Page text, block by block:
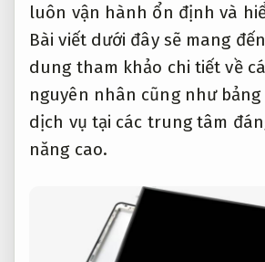
luôn vận hành ổn định và
Bài viết dưới đây sẽ mang
dung tham khảo chi tiết về
nguyên nhân cũng như bảng
dịch vụ tại các trung tâm
năng cao.